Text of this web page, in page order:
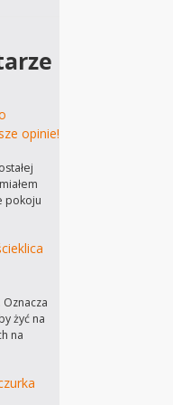
opinie!
pokoju
żyć na
na